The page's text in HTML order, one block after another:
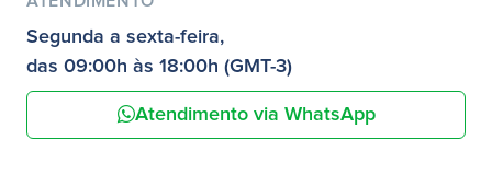
Segunda a sexta-feira,
das 09:00h às 18:00h (GMT-3)
Atendimento via WhatsApp